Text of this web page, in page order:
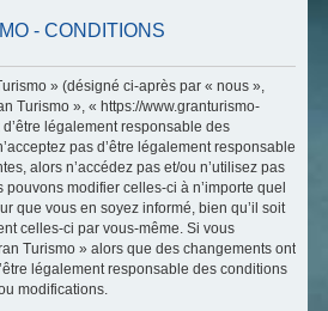
- CONDITIONS
» (désigné ci-après par « nous »,
Turismo », « https://www.granturismo-
légalement responsable des
pas d’être légalement responsable
alors n’accédez pas et/ou n’utilisez pas
modifier celles-ci à n’importe quel
que vous en soyez informé, bien qu’il soit
celles-ci par vous-même. Si vous
Turismo » alors que des changements ont
légalement responsable des conditions
modifications.